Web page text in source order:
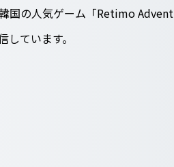
国の人気ゲーム「Retimo
ています。